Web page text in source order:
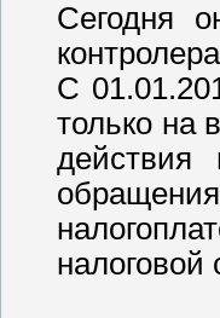
Сегодня
С
только на